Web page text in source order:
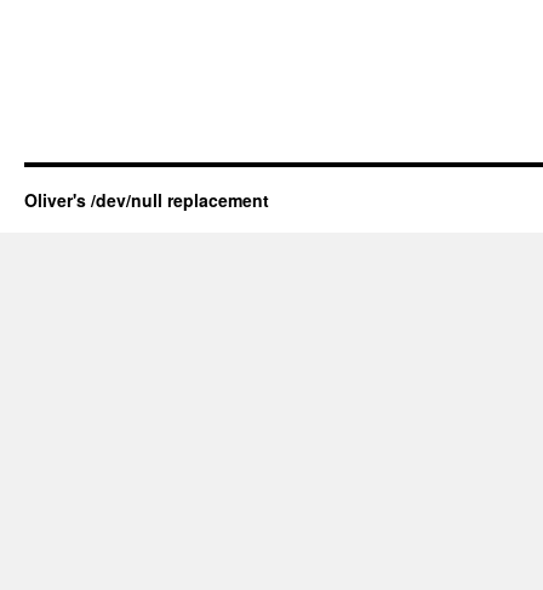
Oliver's /dev/null replacement